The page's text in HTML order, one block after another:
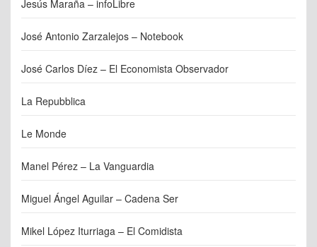
Jesús Maraña – infoLibre
José Antonio Zarzalejos – Notebook
José Carlos Díez – El Economista Observador
La Repubblica
Le Monde
Manel Pérez – La Vanguardia
Miguel Ángel Aguilar – Cadena Ser
Mikel López Iturriaga – El Comidista